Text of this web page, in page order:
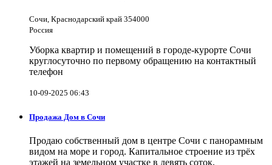
Сочи, Краснодарский край 354000
Россия
Уборка квартир и помещений в городе-курорте Сочи
круглосуточно по первому обращению на контактный
телефон
10-09-2025 06:43
Продажа Дом в Сочи
Продаю собственный дом в центре Сочи с панорамным
видом на море и город. Капитальное строение из трёх
этажей на земельном участке в девять соток.